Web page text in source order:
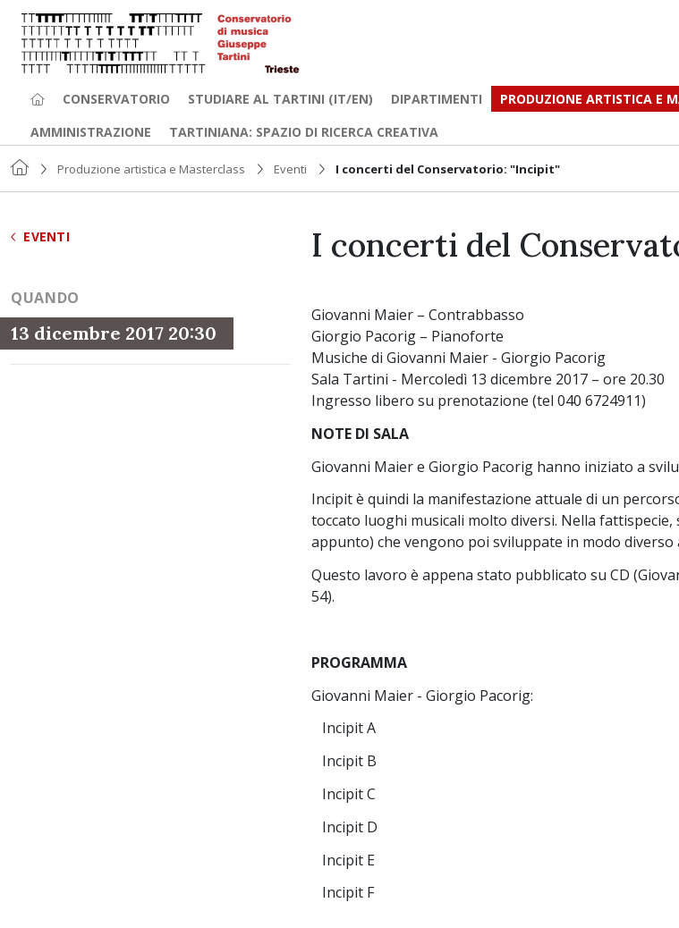
CONSERVATORIO STUDIARE AL TARTINI (IT/EN) DIPARTIMENTI PRODUZIONE ARTISTICA E
AMMINISTRAZIONE
TARTINIANA: SPAZIO DI RICERCA CREATIVA
Produzione artistica e Masterclass Eventi I concerti del Conservatorio: "Incipit"
EVENTI
QUANDO
13 dicembre 2017 20:30
I concerti del
Giovanni Maier – Contrabbasso
Giorgio Pacorig – Pianoforte
Musiche di Giovanni Maier - Giorgio Pacorig
Sala Tartini - Mercoledì 13 dicembre 2017 – ore 20.30
Ingresso libero su prenotazione (tel 040 6724911)
NOTE DI SALA
Giovanni Maier e Giorgio Pacorig hanno iniziato a
Incipit è quindi la manifestazione attuale di un
toccato luoghi musicali molto diversi. Nella
appunto) che vengono poi sviluppate in modo diverso
Questo lavoro è appena stato pubblicato su CD
54).
PROGRAMMA
Giovanni Maier - Giorgio Pacorig:
Incipit A
Incipit B
Incipit C
Incipit D
Incipit E
Incipit F